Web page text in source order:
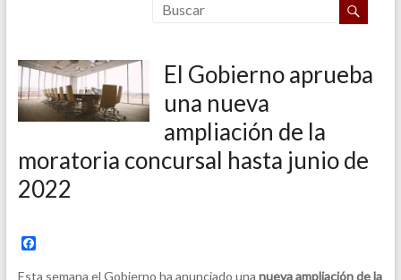
El Gobierno aprueba
una nueva
ampliación de la
moratoria concursal hasta junio de
2022
F
c
Esta semana el Gobierno ha anunciado una nueva ampliación de la